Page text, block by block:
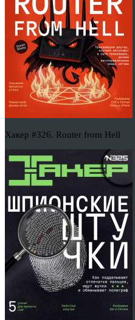
Хакер #326. Router from Hell